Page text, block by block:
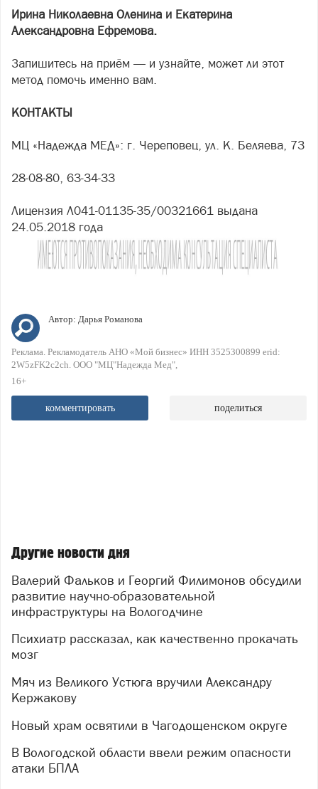
Ирина Николаевна Оленина и Екатерина
Александровна Ефремова.
Запишитесь на приём — и узнайте, может ли этот
метод помочь именно вам.
КОНТАКТЫ
МЦ «Надежда МЕД»: г. Череповец, ул. К. Беляева, 73
28-08-80, 63-34-33
Лицензия Л041-01135-35/00321661 выдана
24.05.2018 года
Автор: Дарья Романова
Реклама. Рекламодатель АНО «Мой бизнес» ИНН 3525300899 erid:
2W5zFK2c2ch. ООО "МЦ"Надежда Мед"
16+
комментировать поделиться
Другие новости дня
Валерий Фальков и Георгий Филимонов обсудили
развитие научно-образовательной
инфраструктуры на Вологодчине
Психиатр рассказал, как качественно прокачать
мозг
Мяч из Великого Устюга вручили Александру
Кержакову
Новый храм освятили в Чагодощенском округе
В Вологодской области ввели режим опасности
атаки БПЛА